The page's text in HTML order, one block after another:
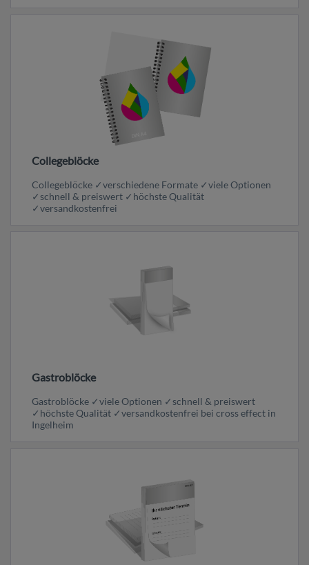
Collegeblöcke
Collegeblöcke ✓verschiedene Formate ✓viele Optionen
✓schnell & preiswert ✓höchste Qualität
✓versandkostenfrei
Gastroblöcke
Gastroblöcke ✓viele Optionen ✓schnell & preiswert
✓höchste Qualität ✓versandkostenfrei bei cross effect in
Ingelheim